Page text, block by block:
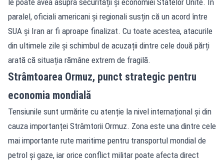
paralel, oficiali americani și regionali susțin că un acord între
SUA și Iran ar fi aproape finalizat. Cu toate acestea, atacurile
din ultimele zile și schimbul de acuzații dintre cele două părți
arată că situația rămâne extrem de fragilă.
Strâmtoarea Ormuz, punct strategic pentru
economia mondială
Tensiunile sunt urmărite cu atenție la nivel internațional și din
cauza importanței Strâmtorii Ormuz. Zona este una dintre cele
mai importante rute maritime pentru transportul mondial de
petrol și gaze, iar orice conflict militar poate afecta direct